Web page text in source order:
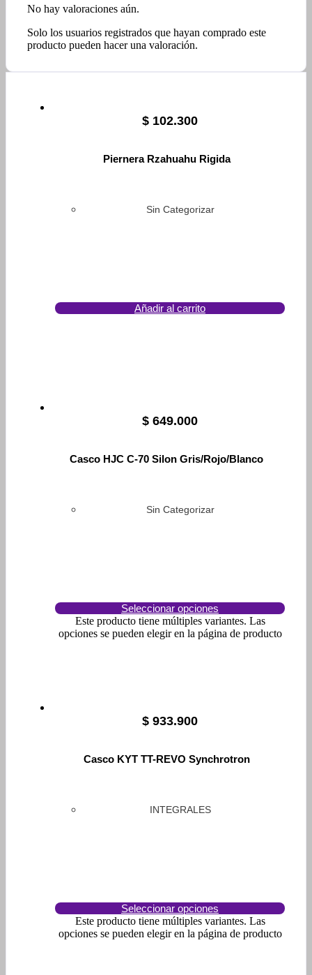
No hay valoraciones aún.
Solo los usuarios registrados que hayan comprado este
producto pueden hacer una valoración.
$ 102.300
Piernera Rzahuahu Rigida
Sin Categorizar
Añadir al carrito
$ 649.000
Casco HJC C-70 Silon Gris/Rojo/Blanco
Sin Categorizar
Seleccionar opciones
Este producto tiene múltiples variantes. Las
opciones se pueden elegir en la página de producto
$ 933.900
Casco KYT TT-REVO Synchrotron
INTEGRALES
Seleccionar opciones
Este producto tiene múltiples variantes. Las
opciones se pueden elegir en la página de producto